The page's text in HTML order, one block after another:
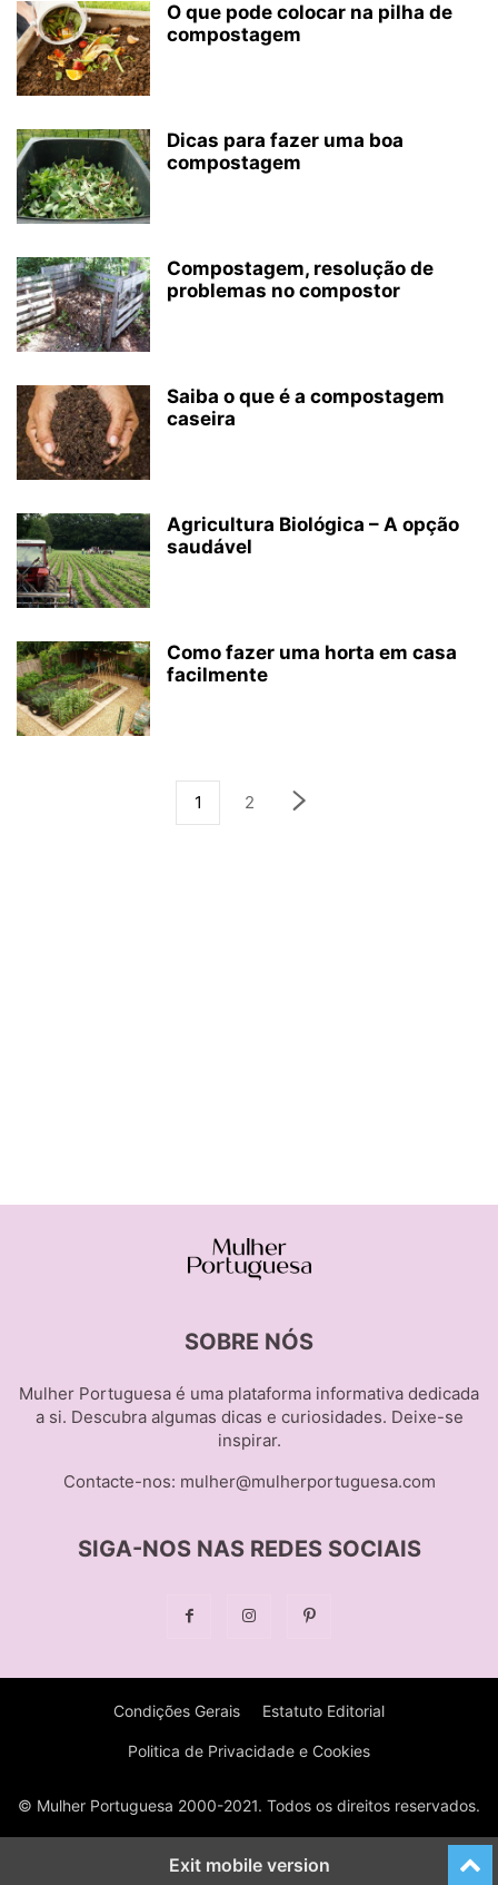
O que pode colocar na pilha de
compostagem
Dicas para fazer uma boa
compostagem
Compostagem, resolução de
problemas no compostor
Saiba o que é a compostagem
caseira
Agricultura Biológica – A opção
saudável
Como fazer uma horta em casa
facilmente
1 2
SOBRE NÓS
Mulher Portuguesa é uma plataforma informativa dedicada
a si. Descubra algumas dicas e curiosidades. Deixe-se
inspirar.
Contacte-nos: mulher@mulherportuguesa.com
SIGA-NOS NAS REDES SOCIAIS
Condições Gerais Estatuto Editorial
Politica de Privacidade e Cookies
© Mulher Portuguesa 2000-2021. Todos os direitos reservados.
Exit mobile version